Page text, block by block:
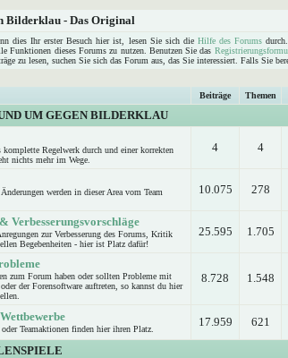
Bilderklau - Das Original
dies Ihr erster Besuch hier ist, lesen Sie sich dieHilfe des Forums
Funktionen dieses Forums zu nutzen. Benutzen Sie das
zu lesen, suchen Sie sich das Forum aus, das Sie interessiert. Falls Sie
Beiträge Themen
UM GEGEN BILDERKLAU
Regelwerk durch und einer korrekten
nichts mehr im Wege.
4 4
werden in dieser Area vom Team
10.075 278
Verbesserungsvorschläge
zur Verbesserung des Forums, Kritik
Begebenheiten - hier ist Platz dafür!
25.595 1.705
zum Forum haben oder sollten Probleme mit
der Forensoftware auftreten, so kannst du hier
8.728 1.548
oder Teamaktionen finden hier ihren Platz.
17.959 621